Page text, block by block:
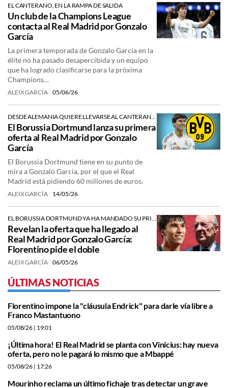
EL CANTERANO, EN LA RAMPA DE SALIDA
Un club de la Champions League
contacta al Real Madrid por Gonzalo
García
La primera temporada de Gonzalo García en la
élite no ha pasado desapercibida y un equipo
que ha logrado clasificarse para la próxima
Champions…
ALEIX GARCÍA 05/06/26
DESDE ALEMANIA QUIERE LLEVARSE AL CANTERANO DEL MADRID
El Borussia Dortmund lanza su primera
oferta al Real Madrid por Gonzalo
García
El Borussia Dortmund tiene en su punto de
mira a Gonzalo García, por el que el Real
Madrid está pidiendo 60 millones de euros.
ALEIX GARCÍA 14/05/26
EL BORUSSIA DORTMUND YA HA MANDADO SU PRIMERA PROPUESTA POR EL CANTERANO DEL REAL MADRID.
Revelan la oferta que ha llegado al
Real Madrid por Gonzalo García:
Florentino pide el doble
ALEIX GARCÍA 06/05/26
ÚLTIMAS NOTICIAS
Florentino impone la "cláusula Endrick" para darle vía libre a
Franco Mastantuono
05/08/26 | 19:01
¡Última hora! El Real Madrid se planta con Vinícius: hay nueva
oferta, pero no le pagará lo mismo que a Mbappé
05/08/26 | 17:26
Mourinho reclama un último fichaje tras detectar un grave